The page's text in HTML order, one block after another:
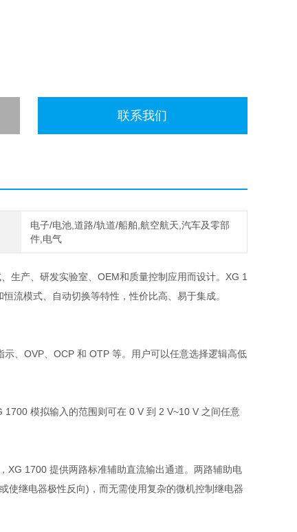
联系我们
电子/电池,道路/轨道/船舶,航空航天,汽车及零部
件,电气
生产、研发实验室、OEM和质量控制应用而设计。XG 1
流模式、自动切换等特性，性价比高、易于集成。
、OVP、OCP 和 OTP 等。用户可以任意选择逻辑高低
模拟输入的范围则可在 0 V 到 2 V~10 V 之间任意
XG 1700 提供两路标准辅助直流输出通道。两路辅助电
使继电器极性反向)，而无需使用复杂的微机控制继电器